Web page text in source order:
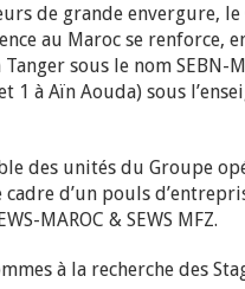
de grande envergure, le
au Maroc se renforce,
sous le nom SEBN-
1 à Aïn Aouda) sous
des unités du Groupe
d’un pouls
MAROC & SEWS MFZ.
à la recherche des